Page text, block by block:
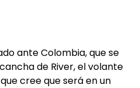
ante Colombia, que se
de River, el volante
cree que será en un